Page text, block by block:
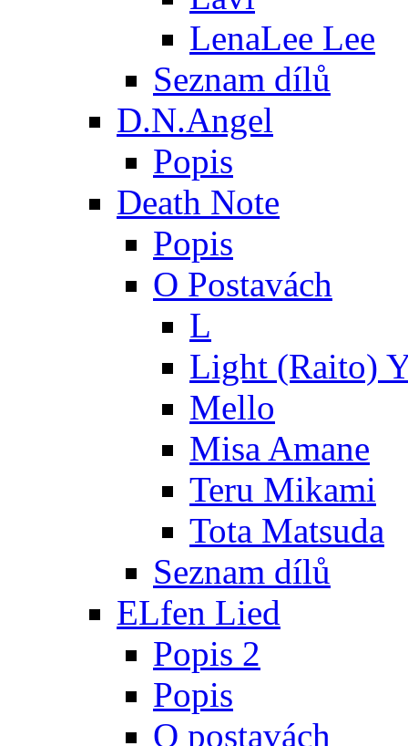
LenaLee Lee
Seznam dílů
D.N.Angel
Popis
Death Note
Popis
O Postavách
L
Light (Raito)
Mello
Misa Amane
Teru Mikami
Tota Matsuda
Seznam dílů
ELfen Lied
Popis 2
Popis
O postavách